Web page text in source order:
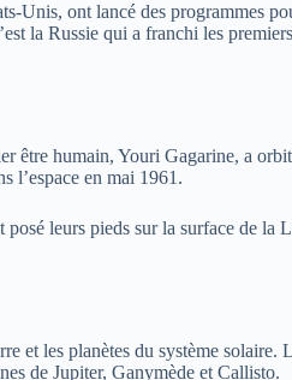
Unis, ont lancé des programmes
la Russie qui a franchi les
être humain, Youri Gagarine, a
l’espace en mai 1961.
leurs pieds sur la surface de la
et les planètes du système
de Jupiter, Ganymède et Callisto.